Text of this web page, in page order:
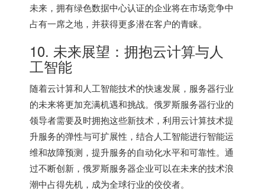
未来，拥有绿色数据中心认证的企业将在市场竞争中
占有一席之地，并获得更多潜在客户的青睐。
10. 未来展望：拥抱云计算与人
工智能
随着云计算和人工智能技术的快速发展，服务器行业
的未来将更加充满机遇和挑战。俄罗斯服务器行业的
领导者需要及时拥抱这些新技术，利用云计算技术提
升服务的弹性与可扩展性，结合人工智能进行智能运
维和故障预测，提升服务的自动化水平和可靠性。通
过不断创新，俄罗斯服务器企业可以在未来的技术浪
潮中占得先机，成为全球行业的佼佼者。